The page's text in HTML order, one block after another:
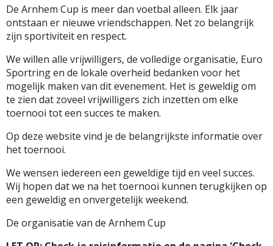
De Arnhem Cup is meer dan voetbal alleen. Elk jaar
ontstaan ​​er nieuwe vriendschappen. Net zo belangrijk
zijn sportiviteit en respect.
We willen alle vrijwilligers, de volledige organisatie, Euro
Sportring en de lokale overheid bedanken voor het
mogelijk maken van dit evenement. Het is geweldig om
te zien dat zoveel vrijwilligers zich inzetten om elke
toernooi tot een succes te maken.
Op deze website vind je de belangrijkste informatie over
het toernooi.
We wensen iedereen een geweldige tijd en veel succes.
Wij hopen dat we na het toernooi kunnen terugkijken op
een geweldig en onvergetelijk weekend.
De organisatie van de Arnhem Cup